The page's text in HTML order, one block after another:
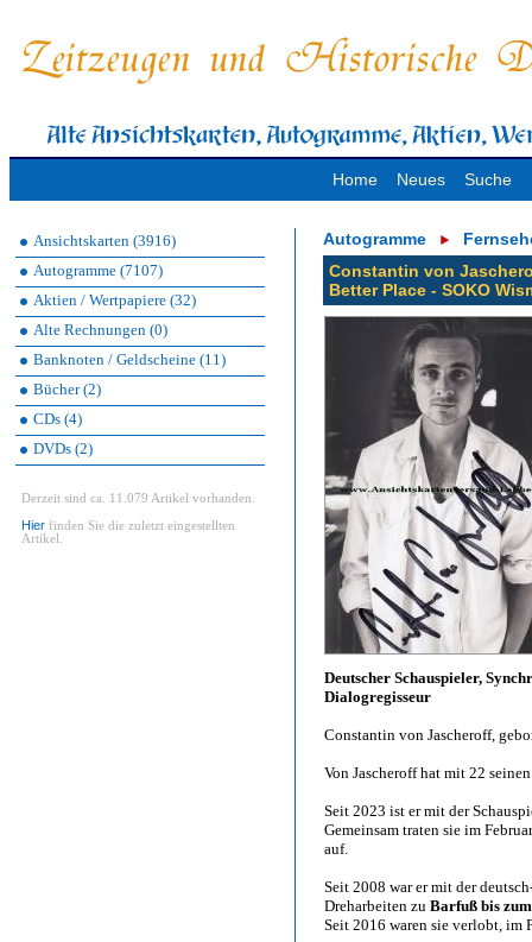
Home Neues Suche
Ansichtskarten (3916)
Autogramme (7107)
Aktien / Wertpapiere (32)
Alte Rechnungen (0)
Banknoten / Geldscheine (11)
Bücher (2)
CDs (4)
DVDs (2)
Derzeit sind ca. 11.079 Artikel vorhanden.
Hier finden Sie die zuletzt eingestellten
Artikel.
Autogramme
Constantin von
Better Place - SOKO
Deutscher Schauspieler,
Dialogregisseur
Constantin von Jascheroff,
Von Jascheroff hat mit 22
Seit 2023 ist er mit der
Gemeinsam traten sie im
auf.
Seit 2008 war er mit der
Dreharbeiten zu Barfuß bis
Seit 2016 waren sie verlobt, im